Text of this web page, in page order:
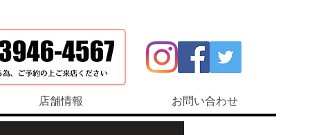
店舗情報 お問い合わせ